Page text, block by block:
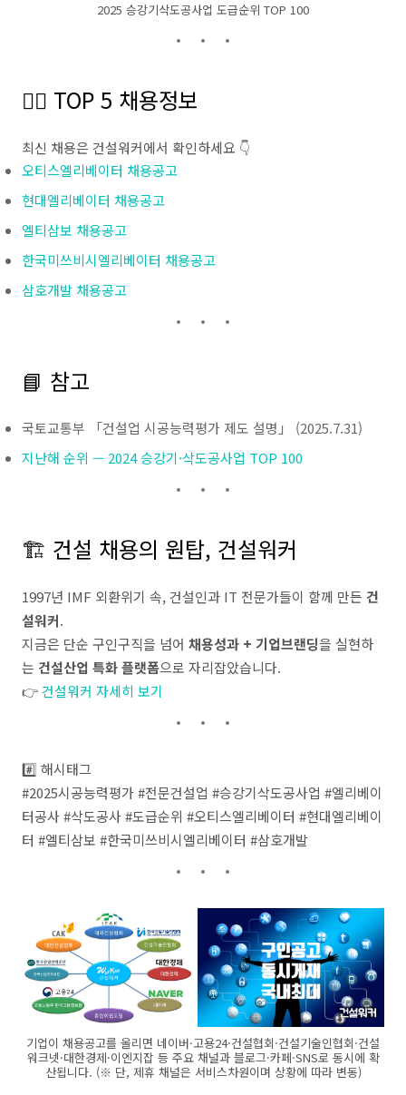
2025 승강기삭도공사업 도급순위 TOP 100
👷‍♂️ TOP 5 채용정보
최신 채용은 건설워커에서 확인하세요 👇
오티스엘리베이터 채용공고
현대엘리베이터 채용공고
엘티삼보 채용공고
한국미쓰비시엘리베이터 채용공고
삼호개발 채용공고
📘 참고
국토교통부 「건설업 시공능력평가 제도 설명」 (2025.7.31)
지난해 순위 — 2024 승강기·삭도공사업 TOP 100
🏗️ 건설 채용의 원탑, 건설워커
1997년 IMF 외환위기 속, 건설인과 IT 전문가들이 함께 만든 건
설워커.
지금은 단순 구인구직을 넘어 채용성과 + 기업브랜딩을 실현하
는 건설산업 특화 플랫폼으로 자리잡았습니다.
👉건설워커 자세히 보기
#️⃣ 해시태그
#2025시공능력평가 #전문건설업 #승강기삭도공사업 #엘리베이
터공사 #삭도공사 #도급순위 #오티스엘리베이터 #현대엘리베이
터 #엘티삼보 #한국미쓰비시엘리베이터 #삼호개발
기업이 채용공고를 올리면 네이버·고용24·건설협회·건설기술인협회·건설
워크넷·대한경제·이엔지잡 등 주요 채널과 블로그·카페·SNS로 동시에 확
산됩니다. (※ 단, 제휴 채널은 서비스차원이며 상황에 따라 변동)